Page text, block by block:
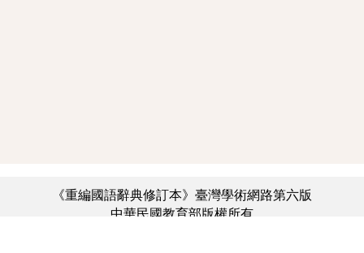
《重編國語辭典修訂本》臺灣學術網路第六版
中華民國教育部版權所有